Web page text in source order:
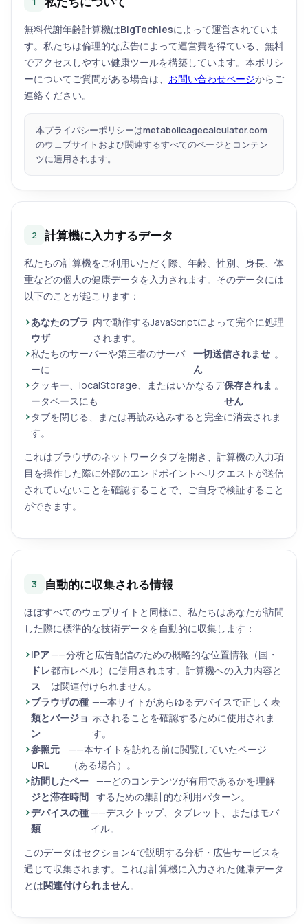
無料代謝年齢計算機はBigTechiesによって運営されていま
す。私たちは倫理的な広告によって運営費を得ている、無料
でアクセスしやすい健康ツールを構築しています。本ポリシ
ーについてご質問がある場合は、 お問い合わせページからご
連絡ください。
本プライバシーポリシーはmetabolicagecalculator.com
のウェブサイトおよび関連するすべてのページとコンテン
ツに適用されます。
2 計算機に入力するデータ
私たちの計算機をご利用いただく際、年齢、性別、身長、体
重などの個人の健康データを入力されます。そのデータには
以下のことが起こります：
あなたのブラ
ウザ
内で動作するJavaScriptによって完全に処理
されます。
私たちのサーバーや第三者のサーバ
ーに
一切送信されませ
ん
。
クッキー、localStorage、またはいかなるデ
ータベースにも
保存されま
せん
。
タブを閉じる、または再読み込みすると完全に消去されま
す。
これはブラウザのネットワークタブを開き、計算機の入力項
目を操作した際に外部のエンドポイントへリクエストが送信
されていないことを確認することで、ご自身で検証すること
ができます。
3 自動的に収集される情報
ほぼすべてのウェブサイトと同様に、私たちはあなたが訪問
した際に標準的な技術データを自動的に収集します：
IPア
ドレ
ス
——分析と広告配信のための概略的な位置情報（国・
都市レベル）に使用されます。計算機への入力内容と
は関連付けられません。
ブラウザの種
類とバージョ
ン
——本サイトがあらゆるデバイスで正しく表
示されることを確認するために使用されま
す。
参照元
URL
——本サイトを訪れる前に閲覧していたページ
（ある場合）。
訪問したペー
ジと滞在時間
——どのコンテンツが有用であるかを理解
するための集計的な利用パターン。
デバイスの種
類
——デスクトップ、タブレット、またはモバ
イル。
このデータはセクション4で説明する分析・広告サービスを
通じて収集されます。これは計算機に入力された健康データ
とは関連付けられません。